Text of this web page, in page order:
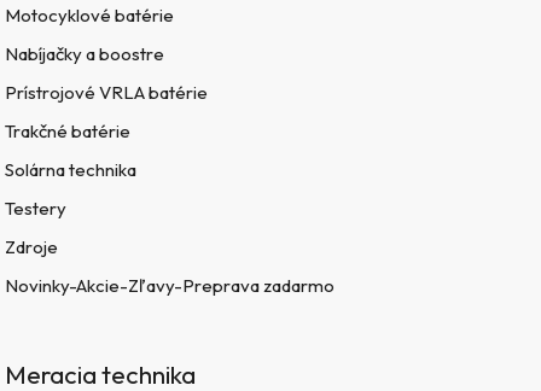
Motocyklové batérie
Nabíjačky a boostre
Prístrojové VRLA batérie
Trakčné batérie
Solárna technika
Testery
Zdroje
Novinky-Akcie-Zľavy-Preprava zadarmo
Meracia technika